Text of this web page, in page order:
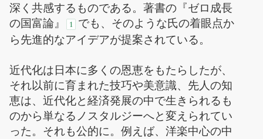
深く共感するものである。著書の『ゼロ成長
の国富論』
1 でも、そのような氏の着眼点か
ら先進的なアイデアが提案されている。
近代化は日本に多くの恩恵をもたらしたが、
それ以前に育まれた技巧や美意識、先人の知
恵は、近代化と経済発展の中で生きられるも
のから単なるノスタルジーへと変えられてい
った。それも公的に。例えば、洋楽中心の中